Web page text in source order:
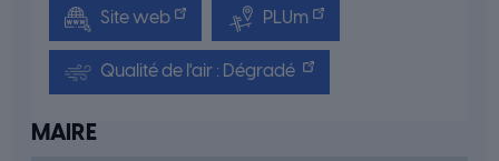
Site web PLUm
Qualité de l'air : Dégradé
MAIRE